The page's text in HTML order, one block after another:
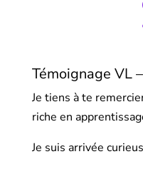
Témoignage VL
Je tiens à te
riche en
Je suis arrivée